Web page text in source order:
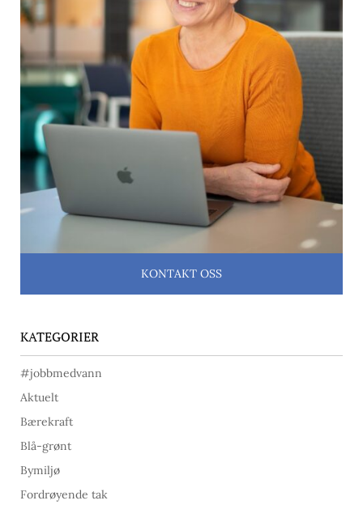
KONTAKT OSS
KATEGORIER
#jobbmedvann
Aktuelt
Bærekraft
Blå-grønt
Bymiljø
Fordrøyende tak